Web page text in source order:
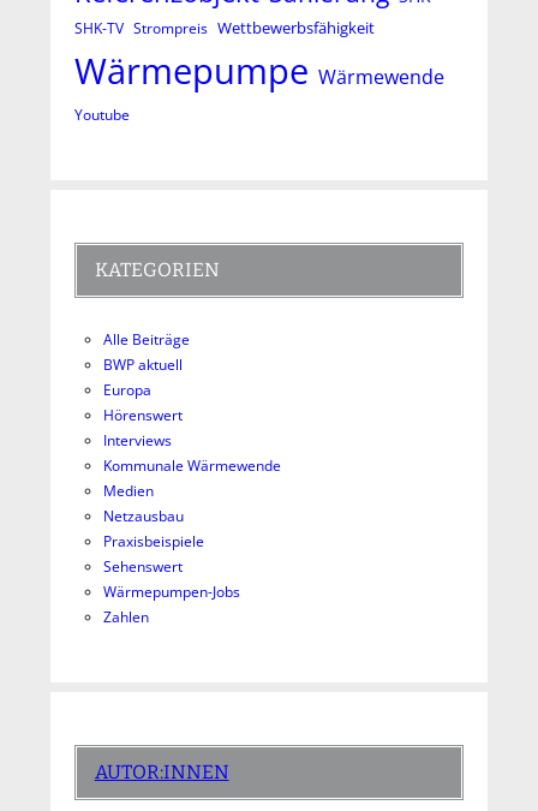
SHK-TV Strompreis Wettbewerbsfähigkeit
Wärmepumpe Wärmewende
Youtube
KATEGORIEN
Alle Beiträge
BWP aktuell
Europa
Hörenswert
Interviews
Kommunale Wärmewende
Medien
Netzausbau
Praxisbeispiele
Sehenswert
Wärmepumpen-Jobs
Zahlen
AUTOR:INNEN